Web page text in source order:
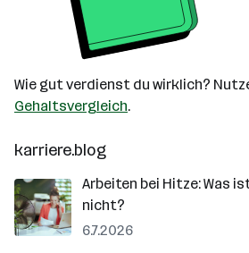
Wie gut verdienst du wirklich?
Gehaltsvergleich.
karriere.blog
Arbeiten bei Hitze: Was
nicht?
6.7.2026